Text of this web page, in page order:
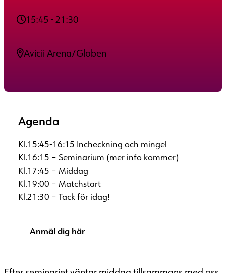
15:45 - 21:30
Avicii Arena/Globen
Agenda
Kl.15:45-16:15 Incheckning och mingel
Kl.16:15 – Seminarium (mer info kommer)
Kl.17:45 – Middag
Kl.19:00 – Matchstart
Kl.21:30 – Tack för idag!
Anmäl dig här